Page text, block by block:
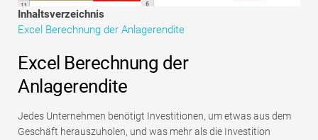
Tutorials zur Finanzmodellierung
Risikomanagement-Tutorials
Inhaltsverzeichnis
Excel Berechnung der Anlagerendite
Excel Berechnung der
Anlagerendite
Jedes Unternehmen benötigt Investitionen, um etwas aus dem
Geschäft herauszuholen, und was mehr als die Investition